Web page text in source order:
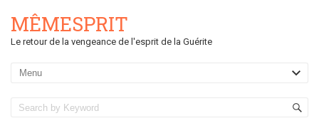
MÊMESPRIT
Le retour de la vengeance de l'esprit de la Guérite